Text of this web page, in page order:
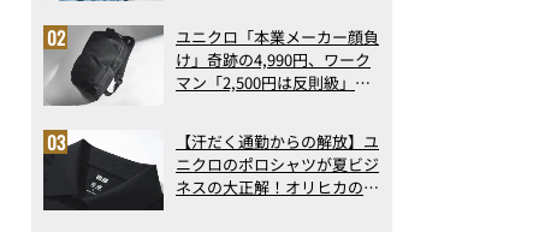
で決定版
ユニクロ「本業メーカー顔負
け」奇跡の4,990円、ワーク
マン「2,500円は反則級」凄
ト3】（2026年6月版）
【汗だく通勤からの解放】ユ
ニクロのポロシャツが夏ビジ
ネスの大正解！オリヒカの透